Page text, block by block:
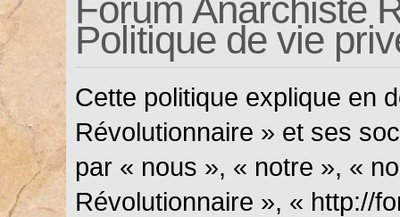
Forum Anarchiste
Politique de vie
Cette politique explique en
Révolutionnaire » et ses
par « nous », « notre », «
Révolutionnaire », « http://